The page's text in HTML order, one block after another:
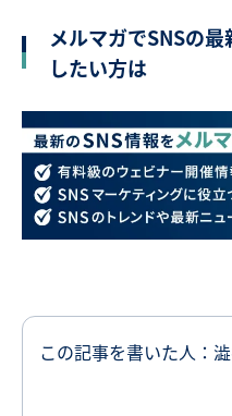
メルマガでSNSの
したい方は
この記事を書いた人：